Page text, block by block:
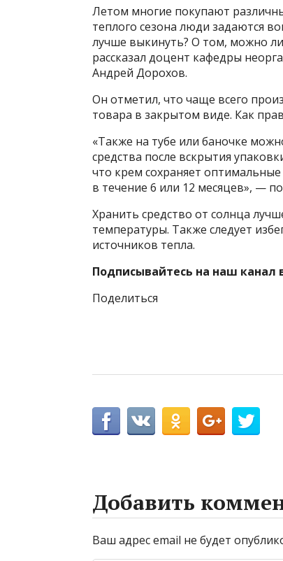
Летом многие покупают
теплого сезона люди задаются
лучше выкинуть? О том, можно
рассказал доцент кафедры
Андрей Дорохов.
Он отметил, что чаще всего
товара в закрытом виде. Как
«Также на тубе или баночке
средства после вскрытия
что крем сохраняет
в течение 6 или 12 месяцев», —
Хранить средство от солнца
температуры. Также следует
источников тепла.
Подписывайтесь на наш канал
Поделиться
Добавить
Ваш адрес email не будет